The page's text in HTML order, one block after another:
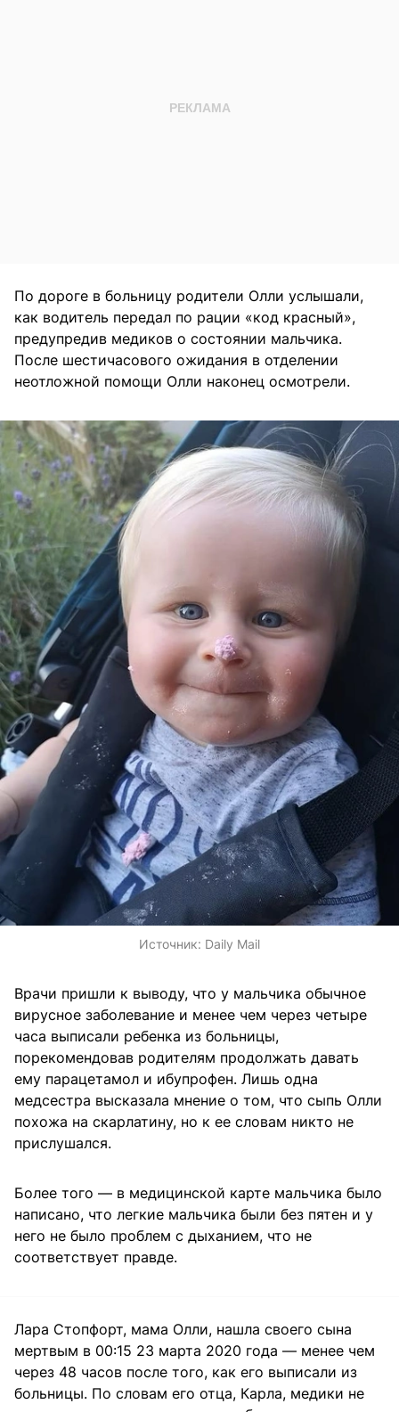
По дороге в больницу родители Олли услышали,
как водитель передал по рации «код красный»,
предупредив медиков о состоянии мальчика.
После шестичасового ожидания в отделении
неотложной помощи Олли наконец осмотрели.
Источник: Daily Mail
Врачи пришли к выводу, что у мальчика обычное
вирусное заболевание и менее чем через четыре
часа выписали ребенка из больницы,
порекомендовав родителям продолжать давать
ему парацетамол и ибупрофен. Лишь одна
медсестра высказала мнение о том, что сыпь Олли
похожа на скарлатину, но к ее словам никто не
прислушался.
Более того — в медицинской карте мальчика было
написано, что легкие мальчика были без пятен и у
него не было проблем с дыханием, что не
соответствует правде.
Лара Стопфорт, мама Олли, нашла своего сына
мертвым в 00:15 23 марта 2020 года — менее чем
через 48 часов после того, как его выписали из
больницы. По словам его отца, Карла, медики не